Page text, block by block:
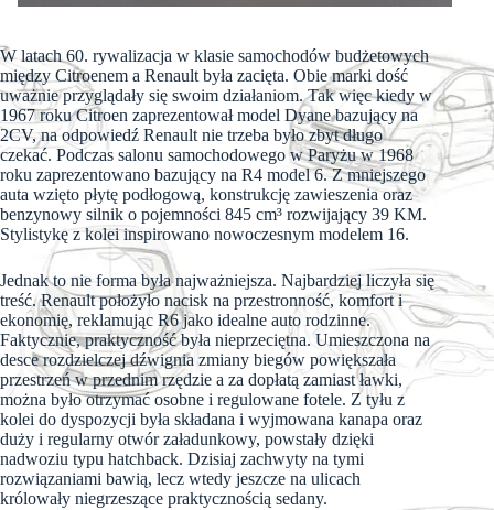
W latach 60. rywalizacja w klasie samochodów budżetowych
między Citroenem a Renault była zacięta. Obie marki dość
uważnie przyglądały się swoim działaniom. Tak więc kiedy w
1967 roku Citroen zaprezentował model Dyane bazujący na
2CV, na odpowiedź Renault nie trzeba było zbyt długo
czekać. Podczas salonu samochodowego w Paryżu w 1968
roku zaprezentowano bazujący na R4 model 6. Z mniejszego
auta wzięto płytę podłogową, konstrukcję zawieszenia oraz
benzynowy silnik o pojemności 845 cm³ rozwijający 39 KM.
Stylistykę z kolei inspirowano nowoczesnym modelem 16.
Jednak to nie forma była najważniejsza. Najbardziej liczyła się
treść. Renault położyło nacisk na przestronność, komfort i
ekonomię, reklamując R6 jako idealne auto rodzinne.
Faktycznie, praktyczność była nieprzeciętna. Umieszczona na
desce rozdzielczej dźwignia zmiany biegów powiększała
przestrzeń w przednim rzędzie a za dopłatą zamiast ławki,
można było otrzymać osobne i regulowane fotele. Z tyłu z
kolei do dyspozycji była składana i wyjmowana kanapa oraz
duży i regularny otwór załadunkowy, powstały dzięki
nadwoziu typu hatchback. Dzisiaj zachwyty na tymi
rozwiązaniami bawią, lecz wtedy jeszcze na ulicach
królowały niegrzeszące praktycznością sedany.